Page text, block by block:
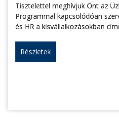
Tisztelettel meghívjuk Önt az
Programmal kapcsolódóan
és HR a kisvállalkozásokban
Részletek